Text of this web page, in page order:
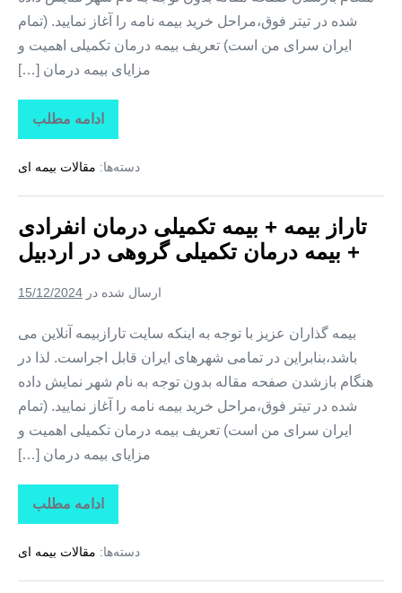
شده در تیتر فوق،مراحل خرید بیمه نامه را آغاز نمایید. (تمام
ایران سرای من است) تعریف بیمه درمان تکمیلی اهمیت و
مزایای بیمه درمان […]
ادامه مطلب
تاراز
بیمه
بیمه
درمان
+
بیمه
درمان
تکمیلی
در
دسته‌ها: مقالات بیمه ای
تاراز بیمه + بیمه تکمیلی درمان انفرادی
+ بیمه درمان تکمیلی گروهی در اردبیل
ارسال شده در 15/12/2024
بیمه گذاران عزیز با توجه به اینکه سایت تارازبیمه آنلاین می
باشد،بنابراین در تمامی شهرهای ایران قابل اجراست. لذا در
هنگام بازشدن صفحه مقاله بدون توجه به نام شهر نمایش داده
شده در تیتر فوق،مراحل خرید بیمه نامه را آغاز نمایید. (تمام
ایران سرای من است) تعریف بیمه درمان تکمیلی اهمیت و
مزایای بیمه درمان […]
ادامه مطلب
تاراز
بیمه
بیمه
درمان
دسته‌ها: مقالات بیمه ای